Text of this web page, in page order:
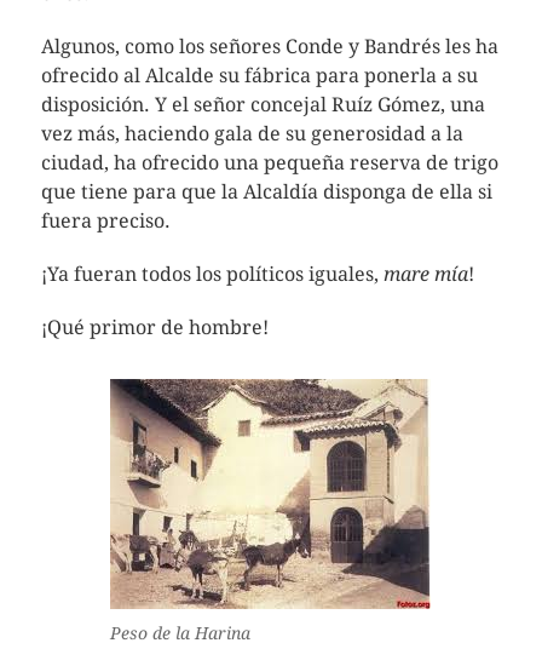
Algunos, como los señores Conde y Bandrés les ha
ofrecido al Alcalde su fábrica para ponerla a su
disposición. Y el señor concejal Ruíz Gómez, una
vez más, haciendo gala de su generosidad a la
ciudad, ha ofrecido una pequeña reserva de trigo
que tiene para que la Alcaldía disponga de ella si
fuera preciso.
¡Ya fueran todos los políticos iguales, mare mía!
¡Qué primor de hombre!
Peso de la Harina